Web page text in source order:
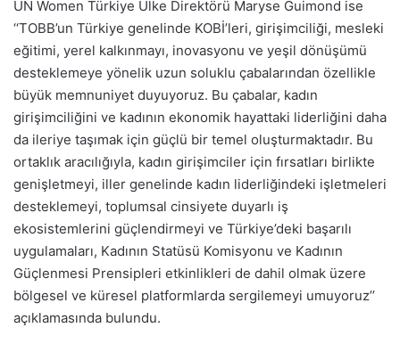
UN Women Türkiye Ülke Direktörü Maryse Guimond ise
‘‘TOBB’un Türkiye genelinde KOBİ’leri, girişimciliği, mesleki
eğitimi, yerel kalkınmayı, inovasyonu ve yeşil dönüşümü
desteklemeye yönelik uzun soluklu çabalarından özellikle
büyük memnuniyet duyuyoruz. Bu çabalar, kadın
girişimciliğini ve kadının ekonomik hayattaki liderliğini daha
da ileriye taşımak için güçlü bir temel oluşturmaktadır. Bu
ortaklık aracılığıyla, kadın girişimciler için fırsatları birlikte
genişletmeyi, iller genelinde kadın liderliğindeki işletmeleri
desteklemeyi, toplumsal cinsiyete duyarlı iş
ekosistemlerini güçlendirmeyi ve Türkiye’deki başarılı
uygulamaları, Kadının Statüsü Komisyonu ve Kadının
Güçlenmesi Prensipleri etkinlikleri de dahil olmak üzere
bölgesel ve küresel platformlarda sergilemeyi umuyoruz’’
açıklamasında bulundu.